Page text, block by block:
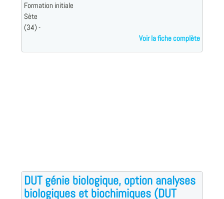
Formation initiale
Sète
(34) -
Voir la fiche complète
DUT génie biologique, option analyses
biologiques et biochimiques (DUT